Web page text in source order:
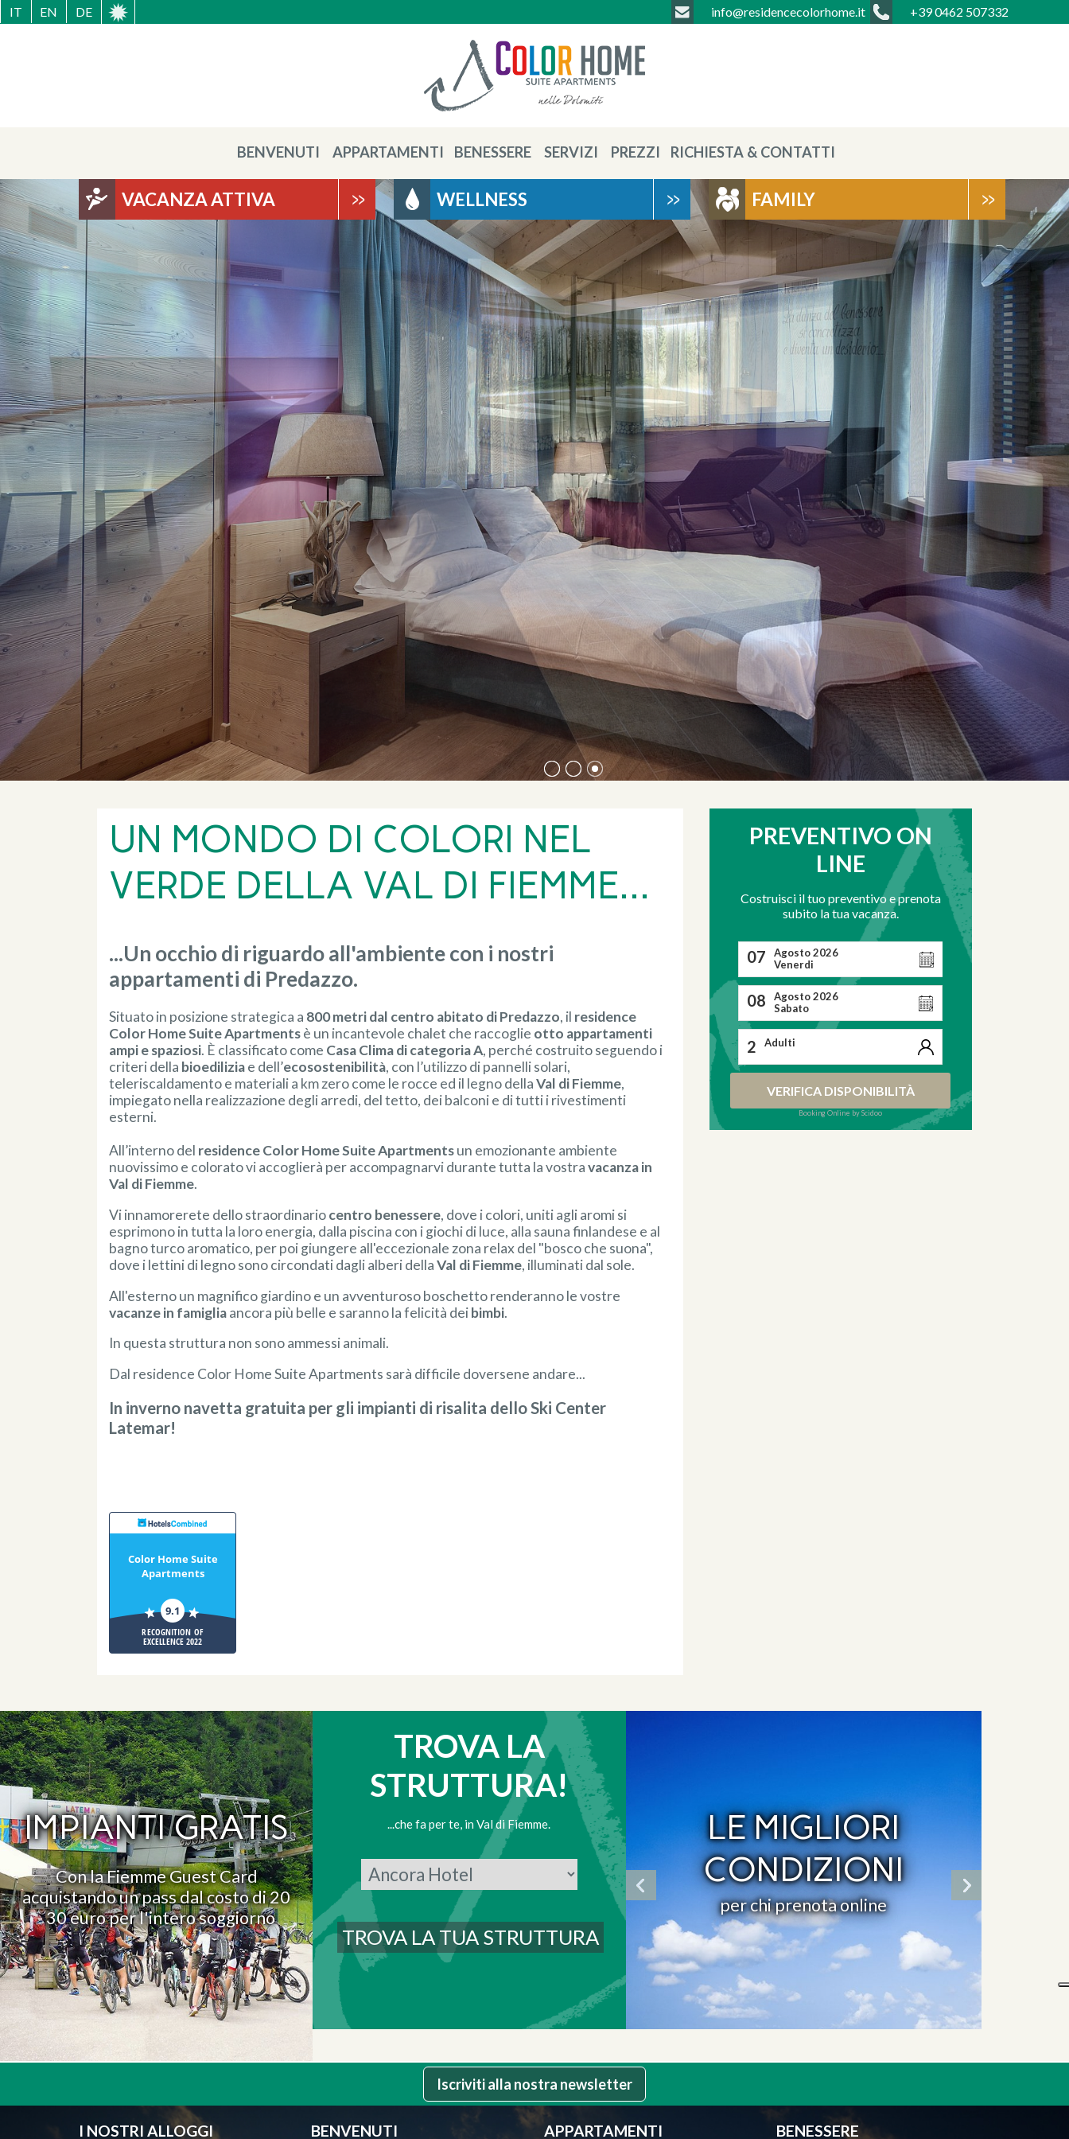
IT EN DE +39 0462 507332
info@residencecolorhome.it
BENVENUTI APPARTAMENTI BENESSERE SERVIZI PREZZI RICHIESTA & CONTATTI
VACANZA ATTIVA WELLNESS FAMILY
PREVENTIVO ON
LINE
Costruisci il tuo preventivo e prenota
subito la tua vacanza.
07
Agosto 2026
Venerdi
08
Agosto 2026
Sabato
2 Adulti
VERIFICA DISPONIBILITÀ
Booking Online by Scidoo
UN MONDO DI COLORI NEL
VERDE DELLA VAL DI FIEMME...
...Un occhio di riguardo all'ambiente con i nostri
appartamenti di Predazzo.
Situato in posizione strategica a 800 metri dal centro abitato di Predazzo, il residence
Color Home Suite Apartmentsè un incantevole chalet che raccoglie otto appartamenti
ampi e spaziosi. È classificato come Casa Clima di categoria A, perché costruito seguendo i
criteri della bioediliziae dell’ecosostenibilità, con l’utilizzo di pannelli solari,
teleriscaldamento e materiali a km zero come le rocce ed il legno dellaVal di Fiemme,
impiegato nella realizzazione degli arredi, del tetto, dei balconi e di tutti i rivestimenti
esterni.
All’interno del residence Color Home Suite Apartmentsun emozionante ambiente
nuovissimo e colorato vi accoglierà per accompagnarvi durante tutta la vostravacanza in
Val di Fiemme.
Vi innamorerete dello straordinariocentro benessere, dove i colori, uniti agli aromi si
esprimono in tutta la loro energia, dalla piscina con i giochi di luce, alla sauna finlandese e al
bagno turco aromatico, per poi giungere all'eccezionale zona relax del "bosco che suona",
dove i lettini di legno sono circondati dagli alberi dellaVal di Fiemme, illuminati dal sole.
All'esterno un magnifico giardino e un avventuroso boschetto renderanno le vostre
vacanze in famigliaancora più belle e saranno la felicità deibimbi.
In questa struttura non sono ammessi animali.
Dal residence Color Home Suite Apartments sarà difficile doversene andare...
In inverno navetta gratuita per gli impianti di risalita dello Ski Center
Latemar!
Color Home Suite
Apartments
9.1
RECOGNITION OF
EXCELLENCE 2022
IMPIANTI GRATIS
Con la Fiemme Guest Card
acquistando un pass dal costo di 20
- 30 euro per l'intero soggiorno
TROVA LA
STRUTTURA!
...che fa per te, in Val di Fiemme.
LE MIGLIORI
CONDIZIONI
per chi prenota online
Iscriviti alla nostra newsletter
I NOSTRI ALLOGGI BENVENUTI APPARTAMENTI BENESSERE